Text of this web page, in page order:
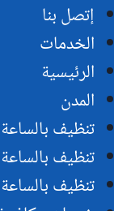
إتصل بنا
الخدمات
الرئيسية
المدن
تنظيف
تنظيف
تنظيف